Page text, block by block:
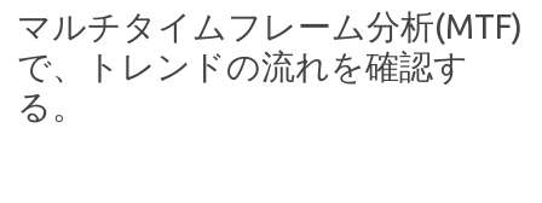
マルチタイムフレーム分析(MTF)
で、トレンドの流れを確認す
る。